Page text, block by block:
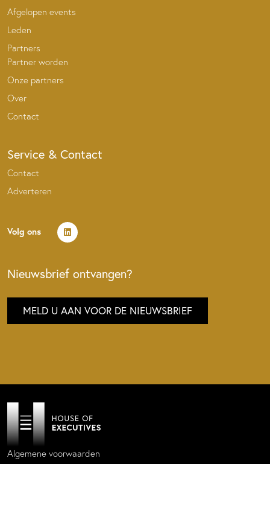
Afgelopen events
Leden
Partners
Partner worden
Onze partners
Over
Contact
Service & Contact
Contact
Adverteren
Volg ons
Nieuwsbrief ontvangen?
MELD U AAN VOOR DE NIEUWSBRIEF
Algemene voorwaarden
Privacy policy